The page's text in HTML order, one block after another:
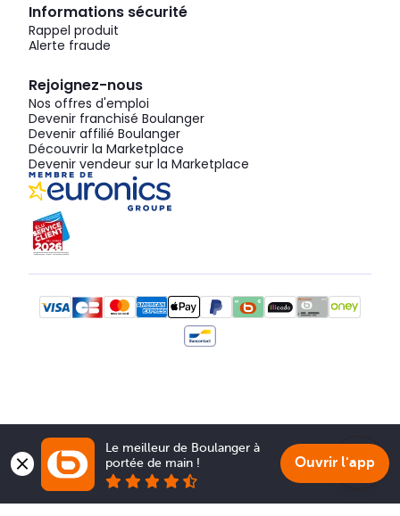
Informations sécurité
Rappel produit
Alerte fraude
Rejoignez-nous
Nos offres d'emploi
Devenir franchisé Boulanger
Devenir affilié Boulanger
Découvrir la Marketplace
Devenir vendeur sur la Marketplace
Le meilleur de Boulanger à
portée de main !
Ouvrir l'app